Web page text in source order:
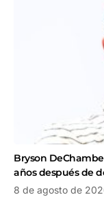
Bryson
años después de
8 de agosto de